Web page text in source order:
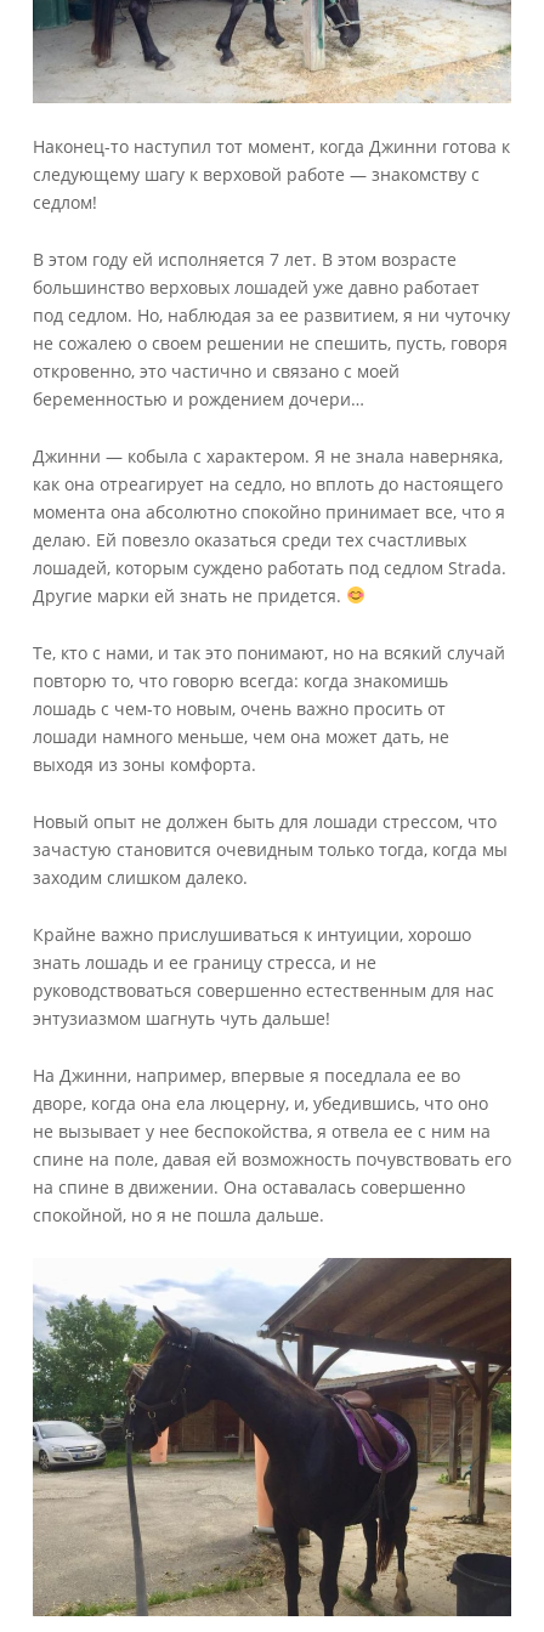
Наконец-то наступил тот момент, когда Джинни готова к
следующему шагу к верховой работе — знакомству с
седлом!
В этом году ей исполняется 7 лет. В этом возрасте
большинство верховых лошадей уже давно работает
под седлом. Но, наблюдая за ее развитием, я ни чуточку
не сожалею о своем решении не спешить, пусть, говоря
откровенно, это частично и связано с моей
беременностью и рождением дочери…
Джинни — кобыла с характером. Я не знала наверняка,
как она отреагирует на седло, но вплоть до настоящего
момента она абсолютно спокойно принимает все, что я
делаю. Ей повезло оказаться среди тех счастливых
лошадей, которым суждено работать под седлом Strada.
Другие марки ей знать не придется.
Те, кто с нами, и так это понимают, но на всякий случай
повторю то, что говорю всегда: когда знакомишь
лошадь с чем-то новым, очень важно просить от
лошади намного меньше, чем она может дать, не
выходя из зоны комфорта.
Новый опыт не должен быть для лошади стрессом, что
зачастую становится очевидным только тогда, когда мы
заходим слишком далеко.
Крайне важно прислушиваться к интуиции, хорошо
знать лошадь и ее границу стресса, и не
руководствоваться совершенно естественным для нас
энтузиазмом шагнуть чуть дальше!
На Джинни, например, впервые я поседлала ее во
дворе, когда она ела люцерну, и, убедившись, что оно
не вызывает у нее беспокойства, я отвела ее с ним на
спине на поле, давая ей возможность почувствовать его
на спине в движении. Она оставалась совершенно
спокойной, но я не пошла дальше.